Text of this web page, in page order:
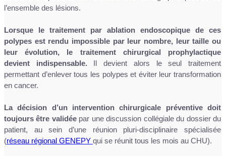
l’ensemble des lésions.
Lorsque le traitement par ablation endoscopique de ces
polypes est rendu impossible par leur nombre, leur taille ou
leur évolution, le traitement chirurgical prophylactique
devient indispensable.Il devient alors le seul traitement
permettant d’enlever tous les polypes et éviter leur transformation
en cancer.
La décision d’un intervention chirurgicale préventive doit
toujours être validéepar une discussion collégiale du dossier du
patient, au sein d’une réunion pluri-disciplinaire spécialisée
(réseau régional GENEPY qui se réunit tous les mois au CHU).